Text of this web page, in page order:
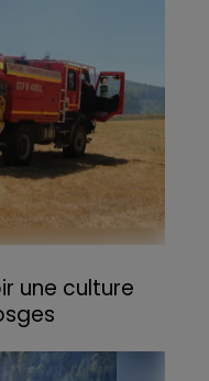
une culture